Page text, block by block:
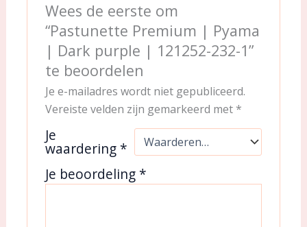
Wees de eerste om
“Pastunette Premium | Pyama
| Dark purple | 121252-232-1”
te beoordelen
Je e-mailadres wordt niet gepubliceerd.
Vereiste velden zijn gemarkeerd met *
Je
waardering *
Je beoordeling *